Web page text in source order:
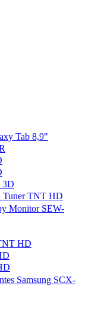
Tab 8,9"
3D
Tuner TNT HD
Monitor SEW-
HD
Samsung SCX-